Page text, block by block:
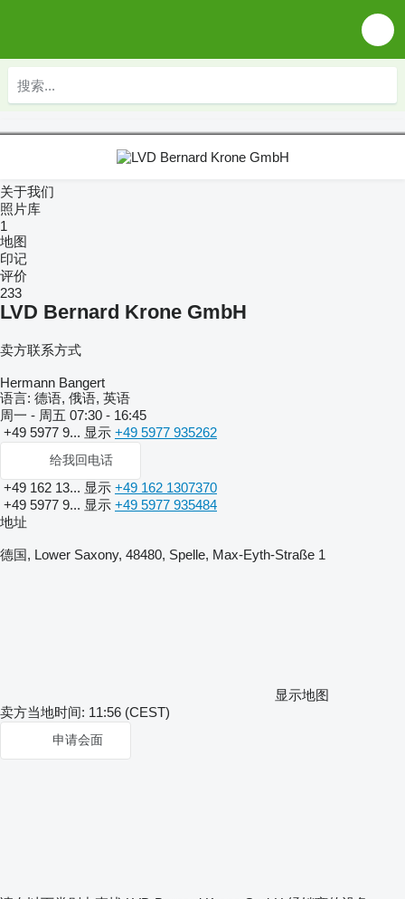
关于我们
照片库
1
地图
印记
评价
233
LVD Bernard Krone GmbH
卖方联系方式
Hermann Bangert
语言: 德语, 俄语, 英语
周一 - 周五 07:30 - 16:45
+49 5977 9... 显示 +49 5977 935262
给我回电话
+49 162 13... 显示 +49 162 1307370
+49 5977 9... 显示 +49 5977 935484
地址
德国, Lower Saxony, 48480, Spelle, Max-Eyth-Straße 1
显示地图
卖方当地时间: 11:56 (CEST)
申请会面